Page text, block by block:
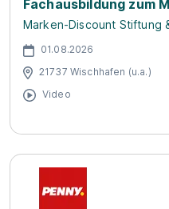
Fachausbildung zum
Marken-Discount Stiftung
01.08.2026
21737 Wischhafen (u.a.)
Video